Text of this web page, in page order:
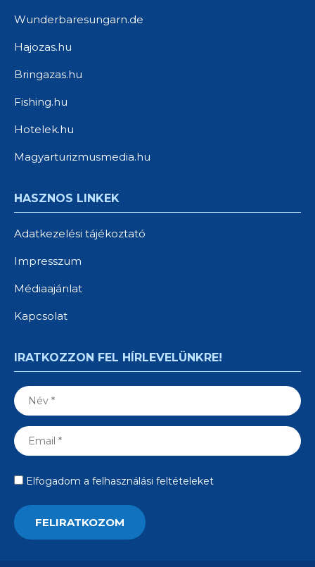
Wunderbaresungarn.de
Hajozas.hu
Bringazas.hu
Fishing.hu
Hotelek.hu
Magyarturizmusmedia.hu
HASZNOS LINKEK
Adatkezelési tájékoztató
Impresszum
Médiaajánlat
Kapcsolat
IRATKOZZON FEL HÍRLEVELÜNKRE!
Elfogadom a felhasználási feltételeket